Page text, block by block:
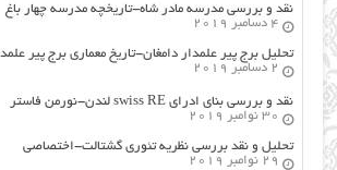
نقد و بررسی مدرسه مادر شاه-تاریخچه مدرسه چهار باغ
4 دسامبر 2019
تحلیل برج پیر علمدار دامغان-تاریخ معماری برج پیر
2 دسامبر 2019
نقد و بررسی بنای ادرای swiss RE لندن-نورمن فاستر
30 نوامبر 2019
تحلیل و نقد بررسی نظریه تئوری گشتالت-اختصاصی
29 نوامبر 2019